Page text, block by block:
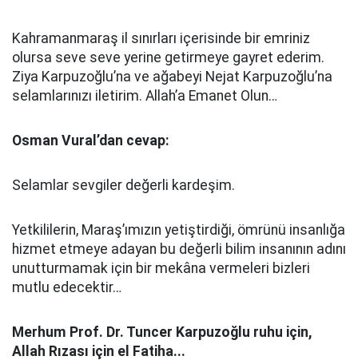
Kahramanmaraş il sınırları içerisinde bir emriniz
olursa seve seve yerine getirmeye gayret ederim.
Ziya Karpuzoğlu’na ve ağabeyi Nejat Karpuzoğlu’na
selamlarınızı iletirim. Allah’a Emanet Olun…
Osman Vural’dan cevap:
Selamlar sevgiler değerli kardeşim.
Yetkililerin, Maraş’ımızın yetiştirdiği, ömrünü insanlığa
hizmet etmeye adayan bu değerli bilim insanının adını
unutturmamak için bir mekâna vermeleri bizleri
mutlu edecektir…
Merhum Prof. Dr. Tuncer Karpuzoğlu ruhu için,
Allah Rızası için el Fatiha...